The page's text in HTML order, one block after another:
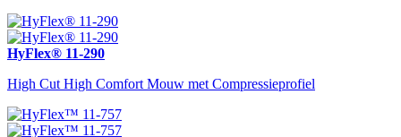
HyFlex® 11-290
High Cut High Comfort Mouw met Compressieprofiel